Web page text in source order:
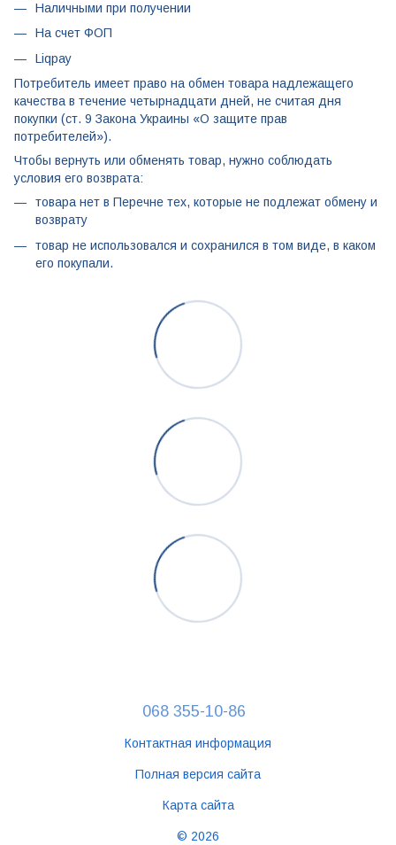
Наличными при получении
На счет ФОП
Liqpay
Потребитель имеет право на обмен товара надлежащего
качества в течение четырнадцати дней, не считая дня
покупки (ст. 9 Закона Украины «О защите прав
потребителей»).
Чтобы вернуть или обменять товар, нужно соблюдать
условия его возврата:
товара нет в Перечне тех, которые не подлежат обмену и
возврату
товар не использовался и сохранился в том виде, в каком
его покупали.
068 355-10-86
Контактная информация
Полная версия сайта
Карта сайта
© 2026